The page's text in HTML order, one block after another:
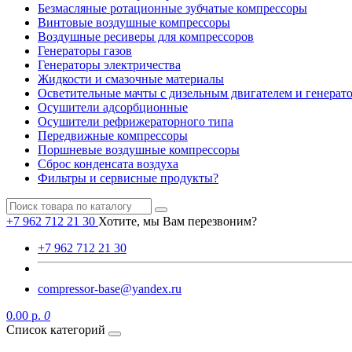
Безмасляные ротационные зубчатые компрессоры
Винтовые воздушные компрессоры
Воздушные ресиверы для компрессоров
Генераторы газов
Генераторы электричества
Жидкости и смазочные материалы
Осветительные мачты с дизельным двигателем и
Осушители адсорбционные
Осушители рефрижераторного типа
Передвижные компрессоры
Поршневые воздушные компрессоры
Сброс конденсата воздуха
Фильтры и сервисные продукты?
+7 962 712 21 30 Хотите, мы Вам перезвоним?
+7 962 712 21 30
compressor-base@yandex.ru
0.00 р. 0
Список категорий